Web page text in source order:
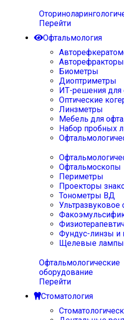
Перейти
Офтальмология
Биометры
Диоптриметры
ИТ-решения для
Оптические
Линзметры
Мебель для
Набор пробных
Офтальмоскопы
Периметры
Проекторы
Тонометры ВД
Ультразвуковое
Фундус-линзы и
Щелевые лампы
Офтальмологические
оборудование
Перейти
Стоматология